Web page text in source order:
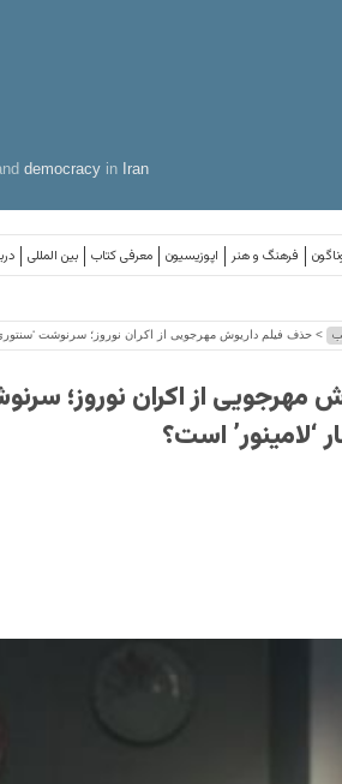
democracy in Iran
بین المللی معرفی کتاب اپوزیسیون فرهنگ و هنر
> حذف فیلم داریوش مهرجویی از اکران نوروز؛ سرنوشت ‘سنتوری’
مهرجویی از اکران نوروز؛
‘لامینور’ است؟